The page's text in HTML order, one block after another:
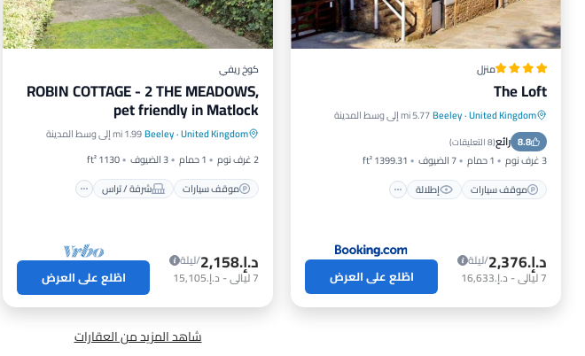
منزل
The Loft
United Kingdom
·
Beeley5.77 mi إلى وسط المدينة
8.8 رائع(8 التعليقات )
3 غرف نوم 1 حمام 7 الضيوف
1399.31 ft²
موقف سيارات
إطلالة
موقف سيارات إطلالة
إنترنت
مناسب للحيوانات الأليفة
د.إ.‏2,376
/ليلة
7ليالي- د.إ.‏16,633 اطّلع على العرض
كوخ ريفي
ROBIN COTTAGE - 2 THE MEADOWS,
pet friendly in Matlock
United Kingdom
·
Beeley1.99 mi إلى وسط المدينة
2 غرف نوم
1 حمام 3 الضيوف
1130 ft²
موقف سيارات
شرفة / تراس
موقف سيارات
شرفة / تراس
مطبخ
إنترنت
د.إ.‏2,158
/ليلة
7ليالي- د.إ.‏15,105 اطّلع على العرض
شاهد المزيد من العقارات